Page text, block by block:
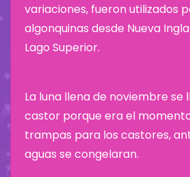
variaciones, fueron utilizados
algonquinas desde Nueva
Lago Superior.
La luna llena de noviembre se
castor porque era el
trampas para los castores,
aguas se congelaran.